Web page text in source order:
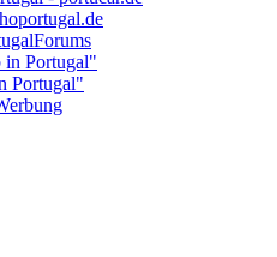
in Portugal"
Portugal"